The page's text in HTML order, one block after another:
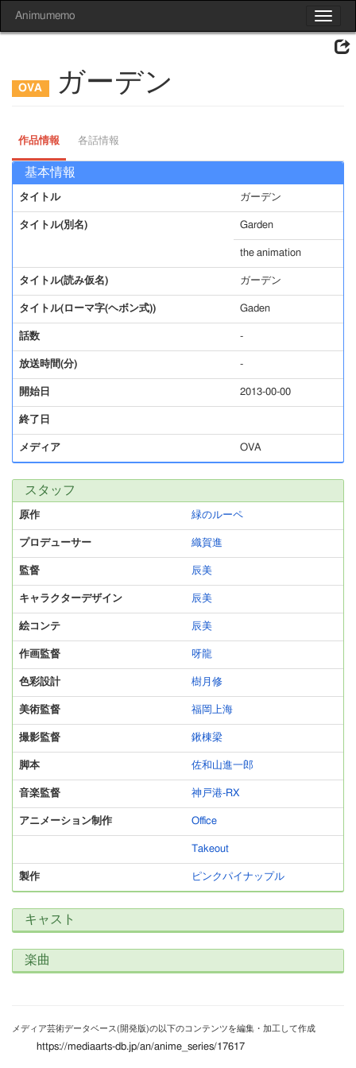
Toggle
Animumemo
ガーデン
作品情報 各話情報
基本情報
タイトル ガーデン
タイトル(別名) Garden
the animation
タイトル(読み仮名) ガーデン
タイトル(ローマ字(ヘボン式)) Gaden
話数 -
放送時間(分) -
開始日 2013-00-00
終了日
メディア OVA
スタッフ
原作 緑のルーペ
プロデューサー 織賀進
監督 辰美
キャラクターデザイン 辰美
絵コンテ 辰美
作画監督 呀龍
色彩設計 樹月修
美術監督 福岡上海
撮影監督 鍬棟梁
脚本 佐和山進一郎
音楽監督 神戸港-RX
アニメーション制作 Office
Takeout
製作 ピンクパイナップル
キャスト
楽曲
メディア芸術データベース(開発版)の以下のコンテンツを編集・加工して作成
https://mediaarts-db.jp/an/anime_series/17617